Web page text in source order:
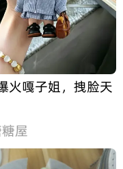
火嘎子姐，拽脸天
屋